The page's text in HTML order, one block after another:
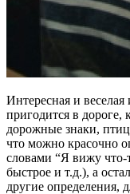
Интересная и
пригодится в дороге,
дорожные знаки,
что можно красочно
словами “Я вижу что-
быстрое и т.д.), а
другие определения,